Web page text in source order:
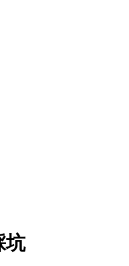
坑